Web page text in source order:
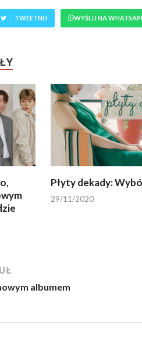
TWEETNIJ WYŚLIJ NA
Płyty dekady:
29/11/2020
albumem